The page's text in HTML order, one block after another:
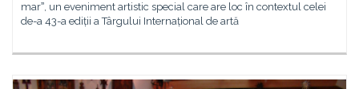
marˮ, un eveniment artistic special care are loc în contextul celei
de-a 43-a ediții a Târgului Internațional de artă